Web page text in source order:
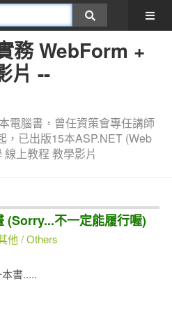
務 WebForm +
片 --
電腦書，曾任資策會專任講師
，已出版15本ASP.NET (Web
上教程 教學影片
(Sorry...不一定能履行喔)
他 / Others
書.....